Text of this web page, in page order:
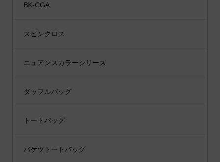
BK-CGA
スピンクロス
ニュアンスカラーシリーズ
ダッフルバッグ
トートバッグ
バケツトートバッグ